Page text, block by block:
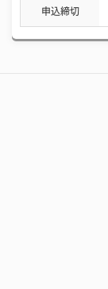
申込締切